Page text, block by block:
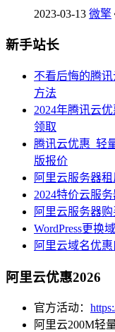
2023-03-13 微擎
新手站长
不看后悔的腾
方法
2024年腾讯云
领取
腾讯云优惠_轻
版报价
阿里云服务器
2024特价云服
阿里云服务器
WordPress更换
阿里云域名优惠
阿里云优惠2026
官方活动：
阿里云200M轻